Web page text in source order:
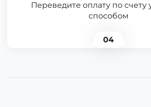
Переведите оплату по
способом
04